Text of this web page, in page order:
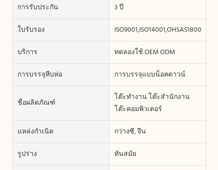
การรับประกัน
3 ปี
ใบรับรอง
ISO9001,ISO14001,OHSAS18001
บริการ
ทดลองใช้ OEM ODM
การบรรจุหีบห่อ
การบรรจุแบบน็อคดาวน์
ชื่อผลิตภัณฑ์
โต๊ะทำงาน โต๊ะสำนักงาน
โต๊ะคอมพิวเตอร์
แหล่งกำเนิด
กว่างซี, จีน
รูปร่าง
ทันสมัย